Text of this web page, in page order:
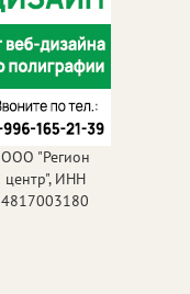
ООО "Регион
центр", ИНН
4817003180